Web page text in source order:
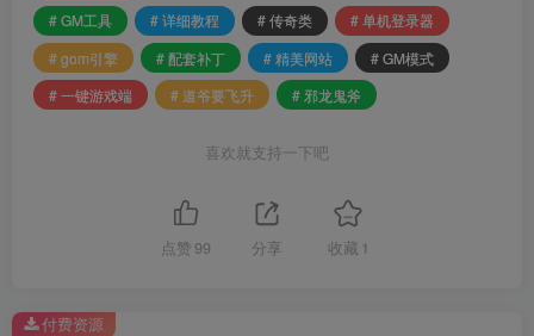
# GM工具
# 详细教程 # 传奇类
# 单机登录器
# gom引擎
# 配套补丁 # 精美网站
# GM模式
# 一键游戏端
# 道爷要飞升 # 邪龙鬼斧
喜欢就支持一下吧
点赞 99 分享 收藏 1
付费资源